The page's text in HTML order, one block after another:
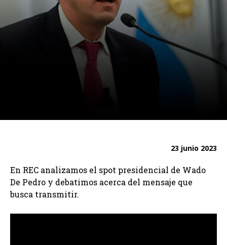
23 junio 2023
En REC analizamos el spot presidencial de Wado
De Pedro y debatimos acerca del mensaje que
busca transmitir.